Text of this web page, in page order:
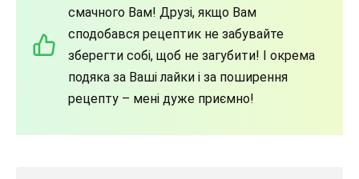
смачного Вам! Друзі, якщо Вам
сподобався рецептик не забувайте
зберегти собі, щоб не загубити! І окрема
подяка за Ваші лайки і за поширення
рецепту – мені дуже приємно!